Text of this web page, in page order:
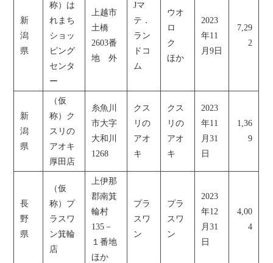
新
潟
県
称）は
れまち
ショッ
ピング
センタ
ー
上越市
土橋
2603番
地 外
Jマ
テ．
ラン
ドコ
ム
ウオ
ロ
ク
ほか
2023
年11
月9日
7,29
2
新
潟
県
（仮
称）ク
スリの
アオキ
厚田店
糸魚川
市大字
大和川
1268
クス
リの
アオ
キ
クス
リの
アオ
キ
2023
年11
月31
日
1,36
9
長
野
県
（仮
称）プ
ラスワ
ン箕輪
店
上伊那
郡南箕
輪村
135－
１番地
ほか
プラ
スワ
ン
プラ
スワ
ン
2023
年12
月31
日
4,00
4